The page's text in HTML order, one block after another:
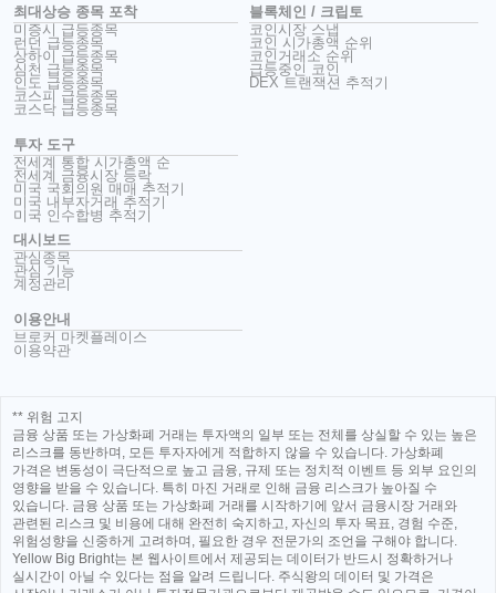
최대상승 종목 포착
미증시 급등종목
런던 급등종목
상하이 급등종목
심천 급등종목
인도 급등종목
코스피 급등종목
코스닥 급등종목
투자 도구
전세계 통합 시가총액 순
전세계 금융시장 등락
미국 국회의원 매매 추적기
미국 내부자거래 추적기
미국 인수합병 추적기
블록체인 / 크립토
코인시장 스냅
코인 시가총액 순위
코인거래소 순위
급등중인 코인
DEX 트랜잭션 추적기
대시보드
관심종목
관심 기능
계정관리
이용안내
브로커 마켓플레이스
이용약관
** 위험 고지
금융 상품 또는 가상화폐 거래는 투자액의 일부 또는 전체를 상실할 수 있는 높은
리스크를 동반하며, 모든 투자자에게 적합하지 않을 수 있습니다. 가상화폐
가격은 변동성이 극단적으로 높고 금융, 규제 또는 정치적 이벤트 등 외부 요인의
영향을 받을 수 있습니다. 특히 마진 거래로 인해 금융 리스크가 높아질 수
있습니다. 금융 상품 또는 가상화폐 거래를 시작하기에 앞서 금융시장 거래와
관련된 리스크 및 비용에 대해 완전히 숙지하고, 자신의 투자 목표, 경험 수준,
위험성향을 신중하게 고려하며, 필요한 경우 전문가의 조언을 구해야 합니다.
Yellow Big Bright는 본 웹사이트에서 제공되는 데이터가 반드시 정확하거나
실시간이 아닐 수 있다는 점을 알려 드립니다. 주식왕의 데이터 및 가격은